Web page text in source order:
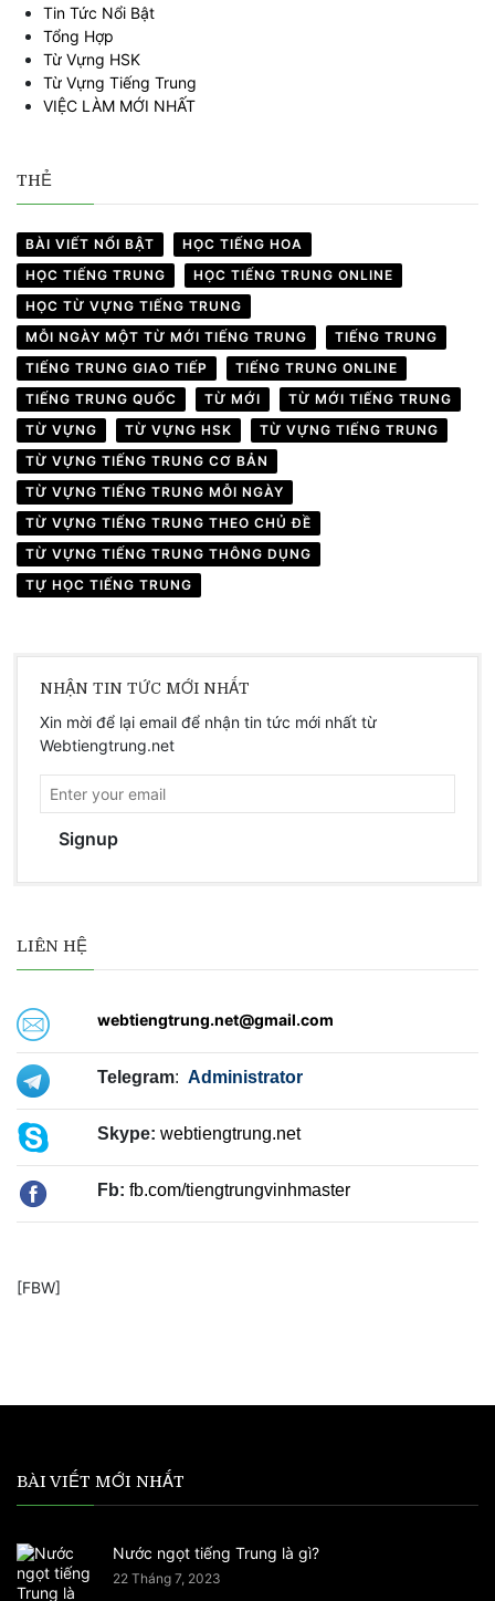
Tin Tức Nổi Bật
Tổng Hợp
Từ Vựng HSK
Từ Vựng Tiếng Trung
VIỆC LÀM MỚI NHẤT
THẺ
BÀI VIẾT NỔI BẬT
HỌC TIẾNG HOA
HỌC TIẾNG TRUNG
HỌC TIẾNG TRUNG ONLINE
HỌC TỪ VỰNG TIẾNG TRUNG
MỖI NGÀY MỘT TỪ MỚI TIẾNG TRUNG
TIẾNG TRUNG
TIẾNG TRUNG GIAO TIẾP
TIẾNG TRUNG ONLINE
TIẾNG TRUNG QUỐC
TỪ MỚI
TỪ MỚI TIẾNG TRUNG
TỪ VỰNG
TỪ VỰNG HSK
TỪ VỰNG TIẾNG TRUNG
TỪ VỰNG TIẾNG TRUNG CƠ BẢN
TỪ VỰNG TIẾNG TRUNG MỖI NGÀY
TỪ VỰNG TIẾNG TRUNG THEO CHỦ ĐỀ
TỪ VỰNG TIẾNG TRUNG THÔNG DỤNG
TỰ HỌC TIẾNG TRUNG
NHẬN TIN TỨC MỚI NHẤT
Xin mời để lại email để nhận tin tức mới nhất từ
Webtiengtrung.net
Signup
LIÊN HỆ
webtiengtrung.net@gmail.com
Telegram: Administrator
Skype: webtiengtrung.net
Fb: fb.com/tiengtrungvinhmaster
[FBW]
BÀI VIẾT MỚI NHẤT
Nước ngọt tiếng Trung là gì?
22 Tháng 7, 2023